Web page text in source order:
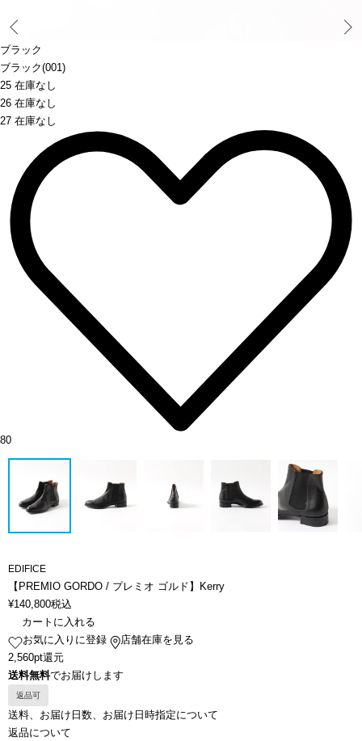
ブラック
ブラック(001)
25 在庫なし
26 在庫なし
27 在庫なし
80
EDIFICE
【PREMIO GORDO / プレミオ ゴルド】Kerry
¥140,800税込
カートに入れる
お気に入りに登録
店舗在庫を見る
2,560pt還元
送料無料でお届けします
返品可
送料、お届け日数、お届け日時指定について
返品について